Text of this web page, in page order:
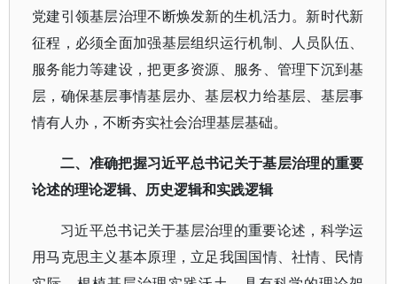
党建引领基层治理不断焕发新的生机活力。新时代新
征程，必须全面加强基层组织运行机制、人员队伍、
服务能力等建设，把更多资源、服务、管理下沉到基
层，确保基层事情基层办、基层权力给基层、基层事
情有人办，不断夯实社会治理基层基础。
二、准确把握习近平总书记关于基层治理的重要
论述的理论逻辑、历史逻辑和实践逻辑
习近平总书记关于基层治理的重要论述，科学运
用马克思主义基本原理，立足我国国情、社情、民情